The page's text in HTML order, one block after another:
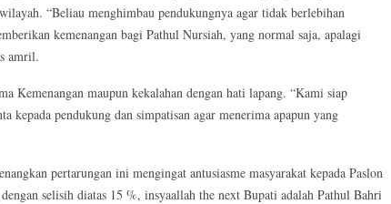
“Beliau menghimbau pendukungnya agar tidak berlebihan
kemenangan bagi Pathul Nursiah, yang normal saja, apalagi
amril.
Kemenangan maupun kekalahan dengan hati lapang. “Kami siap
kepada pendukung dan simpatisan agar menerima apapun yang
pertarungan ini mengingat antusiasme masyarakat kepada Paslon
selisih diatas 15 %, insyaallah the next Bupati adalah Pathul Bahri